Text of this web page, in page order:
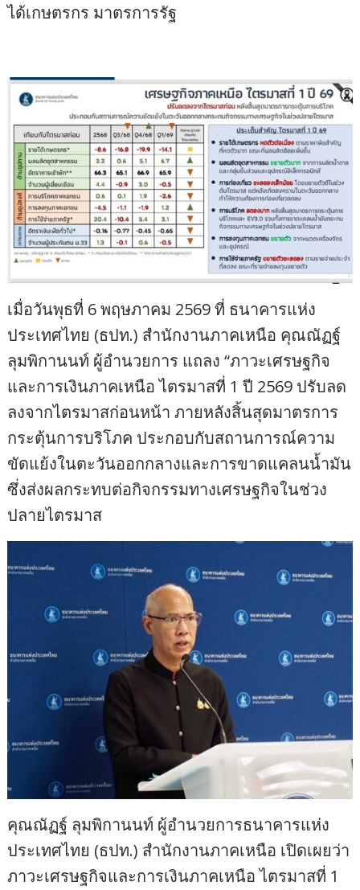
ได้เกษตรกร มาตรการรัฐ
เมื่อวันพุธที่ 6 พฤษภาคม 2569 ที่ ธนาคารแห่ง
ประเทศไทย (ธปท.) สำนักงานภาคเหนือ คุณณัฏฐ์
ลุมพิกานนท์ ผู้อำนวยการ แถลง “ภาวะเศรษฐกิจ
และการเงินภาคเหนือ ไตรมาสที่ 1 ปี 2569 ปรับลด
ลงจากไตรมาสก่อนหน้า ภายหลังสิ้นสุดมาตรการ
กระตุ้นการบริโภค ประกอบกับสถานการณ์ความ
ขัดแย้งในตะวันออกกลางและการขาดแคลนน้ำมัน
ซึ่งส่งผลกระทบต่อกิจกรรมทางเศรษฐกิจในช่วง
ปลายไตรมาส
คุณณัฏฐ์ ลุมพิกานนท์ ผู้อำนวยการธนาคารแห่ง
ประเทศไทย (ธปท.) สำนักงานภาคเหนือ เปิดเผยว่า
ภาวะเศรษฐกิจและการเงินภาคเหนือ ไตรมาสที่ 1